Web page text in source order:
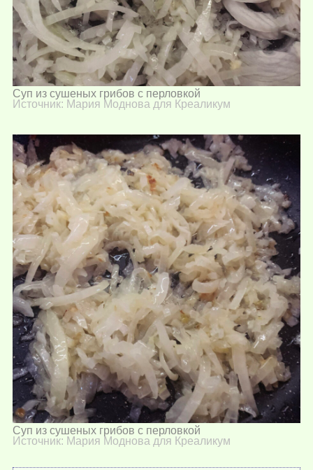
Суп из сушеных грибов с перловкой
Источник: Мария Моднова для Креаликум
Суп из сушеных грибов с перловкой
Источник: Мария Моднова для Креаликум